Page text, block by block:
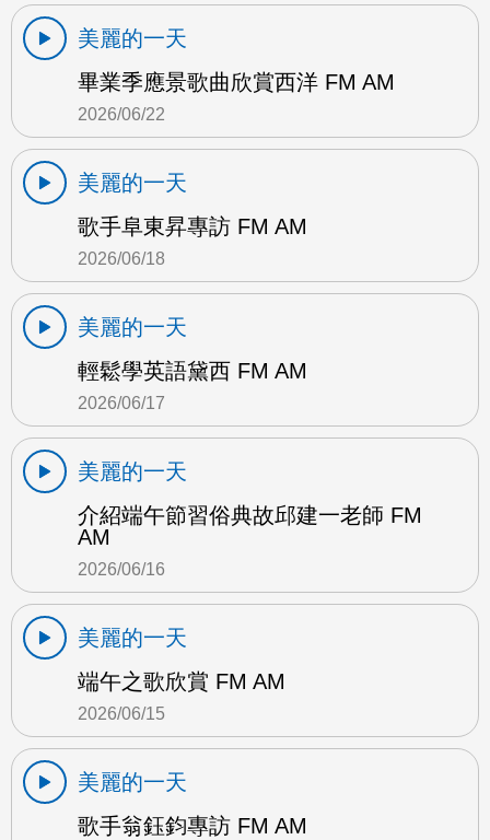
美麗的一天
畢業季應景歌曲欣賞西洋 FM AM
2026/06/22
美麗的一天
歌手阜東昇專訪 FM AM
2026/06/18
美麗的一天
輕鬆學英語黛西 FM AM
2026/06/17
美麗的一天
介紹端午節習俗典故邱建一老師 FM
AM
2026/06/16
美麗的一天
端午之歌欣賞 FM AM
2026/06/15
美麗的一天
歌手翁鈺鈞專訪 FM AM